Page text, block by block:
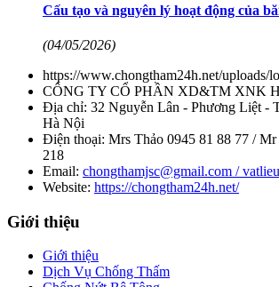
Cấu tạo và nguyên lý hoạt động của
(04/05/2026)
https://www.chongtham24h.net/uploads/
CÔNG TY CỔ PHẦN XD&TM XNK
Địa chỉ: 32 Nguyễn Lân - Phương Liệt -
Hà Nội
Điện thoại: Mrs Thảo 0945 81 88 77 / Mr
218
Email: chongthamjsc@gmail.com /
Website: https://chongtham24h.net/
Giới thiệu
Giới thiệu
Dịch Vụ Chống Thấm